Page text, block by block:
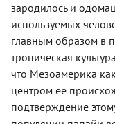
зародилось и
используемых
главным образом в
тропическая
что Мезоамерика
центром ее
подтверждение